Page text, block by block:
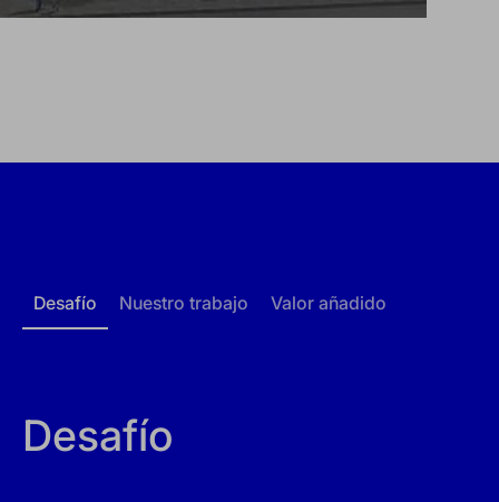
Desafío Nuestro trabajo Valor añadido
Desafío